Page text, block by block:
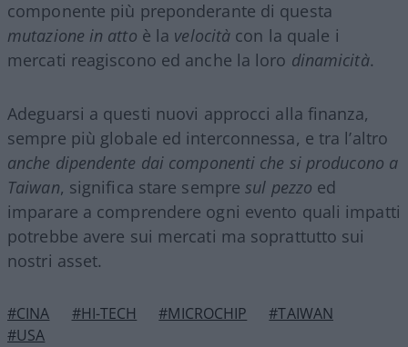
componente più preponderante di questa
mutazione in atto è la velocità con la quale i
mercati reagiscono ed anche la loro dinamicità.
Adeguarsi a questi nuovi approcci alla finanza,
sempre più globale ed interconnessa, e tra l’altro
anche dipendente dai componenti che si producono a
Taiwan, significa stare sempresul pezzo ed
imparare a comprendere ogni evento quali impatti
potrebbe avere sui mercati ma soprattutto sui
nostri asset.
#CINA #HI-TECH #MICROCHIP
#TAIWAN
#USA